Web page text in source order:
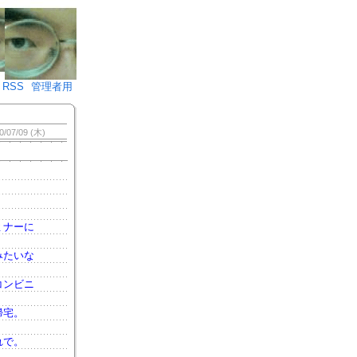
♪)÷2
RSS 管理者用
07/09 (木)
ーに
いな
ビニ
。
。